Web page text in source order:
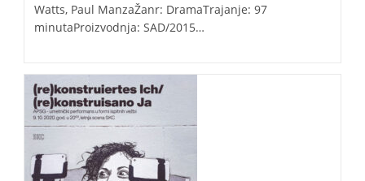
Watts, Paul ManzaŽanr: DramaTrajanje: 97
minutaProizvodnja: SAD/2015…